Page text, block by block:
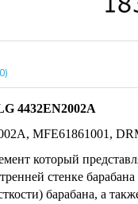
4432EN2002A
MFE61861001,
который
стенке
барабана, а